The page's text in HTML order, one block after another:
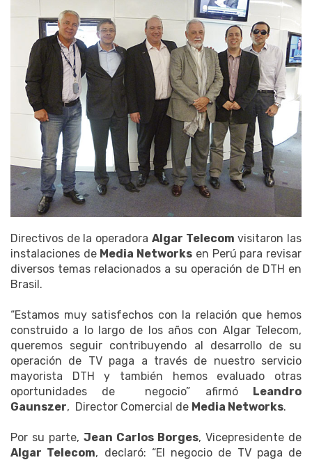
Directivos de la operadora Algar Telecom visitaron las
instalaciones de Media Networks en Perú para revisar
diversos temas relacionados a su operación de DTH en
Brasil.
“Estamos muy satisfechos con la relación que hemos
construido a lo largo de los años con Algar Telecom,
queremos seguir contribuyendo al desarrollo de su
operación de TV paga a través de nuestro servicio
mayorista DTH y también hemos evaluado otras
oportunidades de negocio” afirmó Leandro
Gaunszer, Director Comercial de Media Networks.
Por su parte, Jean Carlos Borges, Vicepresidente de
Algar Telecom, declaró: “El negocio de TV paga de